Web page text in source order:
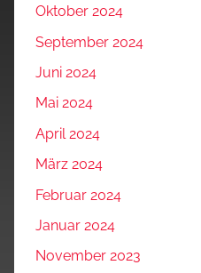
Oktober 2024
September 2024
Juni 2024
Mai 2024
April 2024
März 2024
Februar 2024
Januar 2024
November 2023